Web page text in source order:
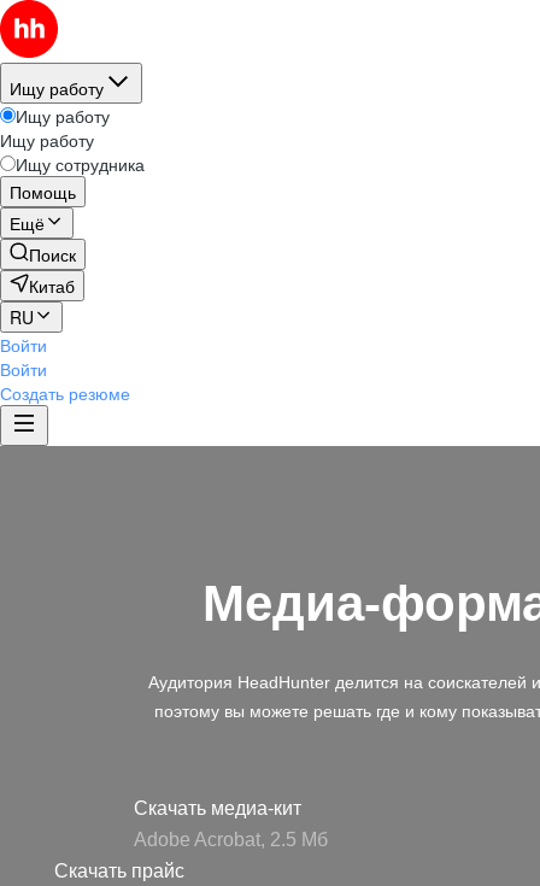
Ищу работу
Ищу работу
Ищу работу
Ищу сотрудника
Помощь
Ещё
Поиск
Китаб
RU
Войти
Войти
Создать резюме
Медиа-
Аудитория HeadHunter делится на соискателей
поэтому вы можете решать где и кому
Скачать медиа-кит
Adobe Acrobat, 2.5 Mб
Скачать прайс